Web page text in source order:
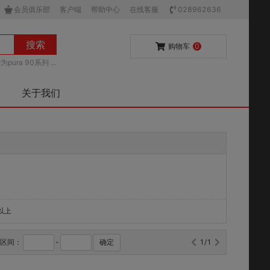
会员俱乐部 客户端 帮助中心 在线客服 028962636
搜索
pura 90系列
购物车 0
关于我们
上
间： - 确定 1/1